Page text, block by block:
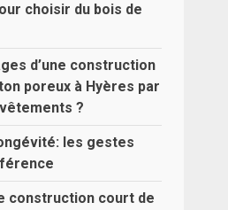
choisir du bois de
d’une construction
poreux à Hyères par
?
les gestes
construction court de